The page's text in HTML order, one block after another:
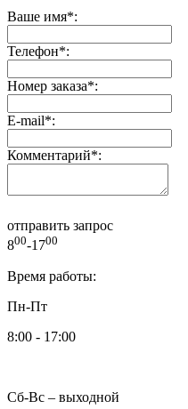
Ваше имя*:
Телефон*:
Номер заказа*:
E-mail*:
Комментарий*:
отправить запрос
800-1700
Время работы:
Пн-Пт
8:00 - 17:00
Сб-Вс – выходной